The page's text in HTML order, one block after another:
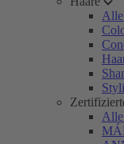
Alle
Alle